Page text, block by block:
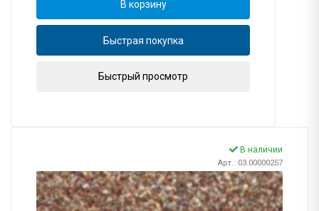
В корзину
Быстрая покупка
Быстрый просмотр
В наличии
Арт.: 03.00000257